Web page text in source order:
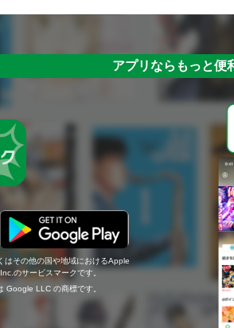
アプリならもっと便
その他の国や地域におけるApple
のサービスマークです。
LLC の商標です。